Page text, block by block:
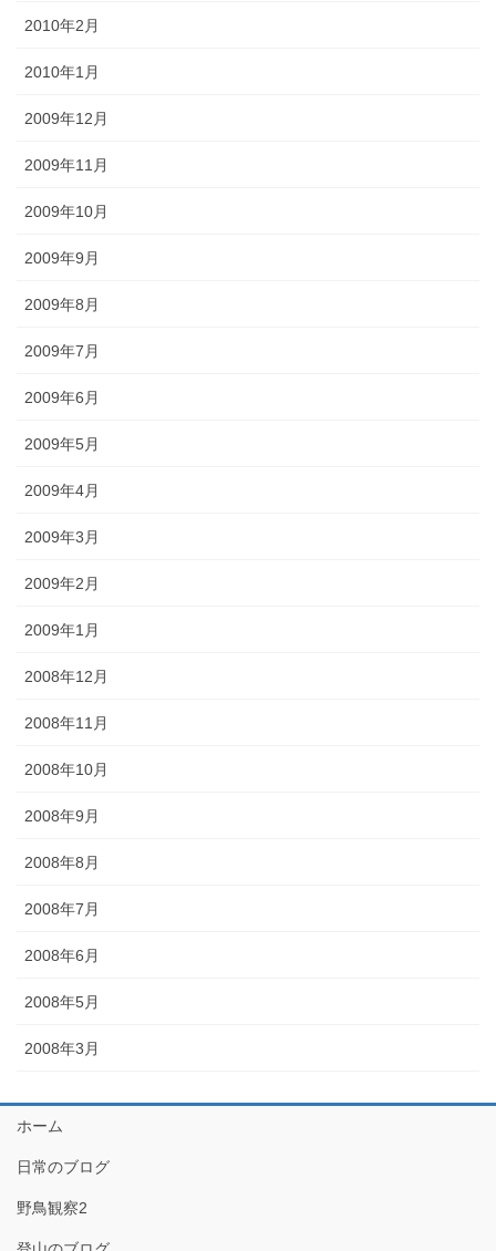
2010年2月
2010年1月
2009年12月
2009年11月
2009年10月
2009年9月
2009年8月
2009年7月
2009年6月
2009年5月
2009年4月
2009年3月
2009年2月
2009年1月
2008年12月
2008年11月
2008年10月
2008年9月
2008年8月
2008年7月
2008年6月
2008年5月
2008年3月
ホーム
日常のブログ
野鳥観察2